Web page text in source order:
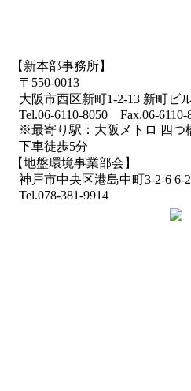
【新本部事務所】
〒550-0013
大阪市西区新町1-2-13 新町ビ
Tel.06-6110-8050 Fax.06-6110-
※最寄り駅：大阪メトロ 四つ
下車徒歩5分
【地盤環境事業部会】
神戸市中央区港島中町3-2-6 6-
Tel.078-381-9914